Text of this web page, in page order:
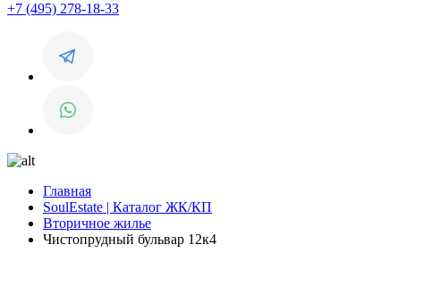
+7 (495) 278-18-33
Главная
SoulEstate | Каталог ЖК/КП
Вторичное жилье
Чистопрудный бульвар 12к4